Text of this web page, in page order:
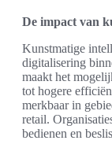
De impact van
Kunstmatige
digitalisering
maakt het
tot hogere
merkbaar in
retail.
bedienen en